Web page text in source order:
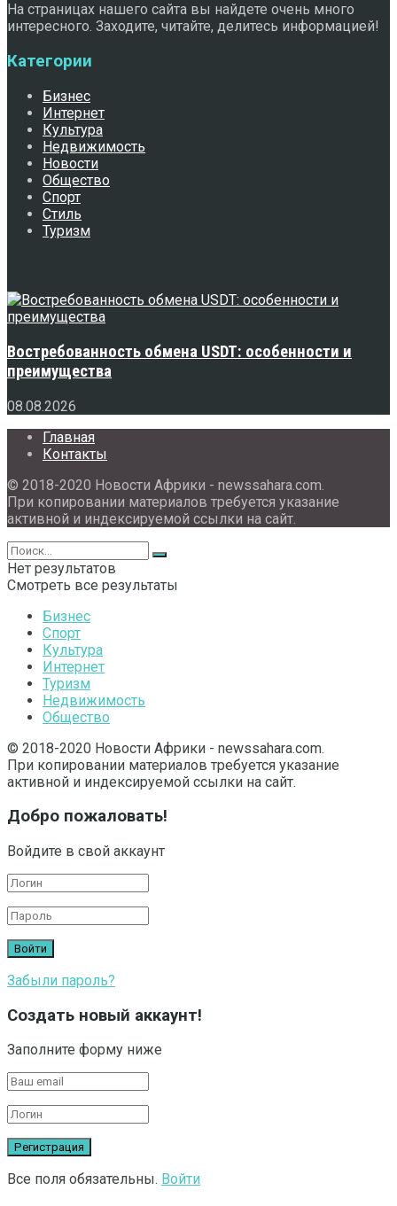
На страницах нашего сайта вы найдете очень много
интересного. Заходите, читайте, делитесь информацией!
Категории
Бизнес
Интернет
Культура
Недвижимость
Новости
Общество
Спорт
Стиль
Туризм
Востребованность обмена USDT: особенности и
преимущества
08.08.2026
Главная
Контакты
© 2018-2020 Новости Африки - newssahara.com.
При копировании материалов требуется указание
активной и индексируемой ссылки на сайт.
Нет результатов
Смотреть все результаты
Бизнес
Спорт
Культура
Интернет
Туризм
Недвижимость
Общество
© 2018-2020 Новости Африки - newssahara.com.
При копировании материалов требуется указание
активной и индексируемой ссылки на сайт.
Добро пожаловать!
Войдите в свой аккаунт
Забыли пароль?
Создать новый аккаунт!
Заполните форму ниже
Все поля обязательны. Войти